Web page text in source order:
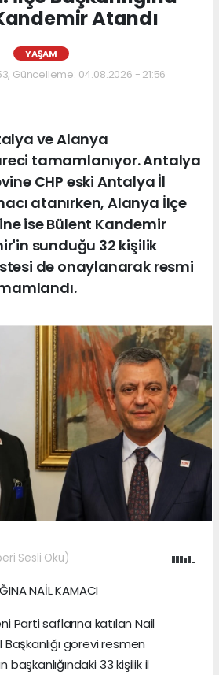
Atandı
YAŞAM
Güncelleme: 04.08.2026 - 21:56
ve Alanya
tamamlanıyor. Antalya
CHP eski Antalya İl
atanırken, Alanya İlçe
ise Bülent Kandemir
sunduğu 32 kişilik
de onaylanarak resmi
Sesli Oku)
NAİL KAMACI
Parti saflarına katılan Nail
Başkanlığı görevi resmen
başkanlığındaki 33 kişilik il